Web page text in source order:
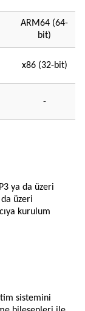
ARM64 (64-
bit)
x86 (32-bit)
-
ya da üzeri
üzeri
kurulum
sistemini